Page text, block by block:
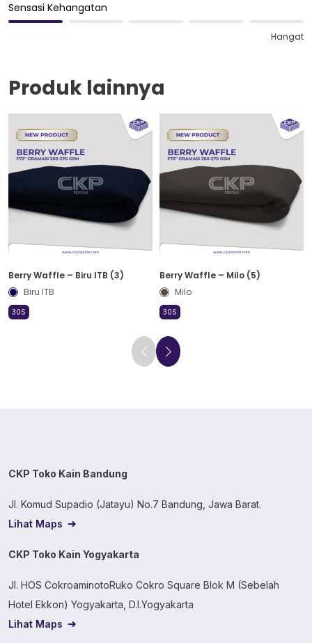
Sensasi Kehangatan
Hangat
Produk lainnya
Berry Waffle – Biru ITB (3)
Biru ITB
30S
Berry Waffle – Milo (5)
Milo
30S
CKP Toko Kain Bandung
Jl. Komud Supadio (Jatayu) No.7 Bandung, Jawa Barat.
Lihat Maps
CKP Toko Kain Yogyakarta
Jl. HOS CokroaminotoRuko Cokro Square Blok M (Sebelah
Hotel Ekkon) Yogyakarta, D.I.Yogyakarta
Lihat Maps